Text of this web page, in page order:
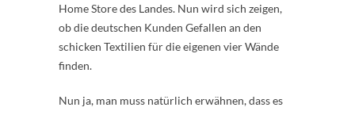
Home Store des Landes. Nun wird sich zeigen,
ob die deutschen Kunden Gefallen an den
schicken Textilien für die eigenen vier Wände
finden.
Nun ja, man muss natürlich erwähnen, dass es